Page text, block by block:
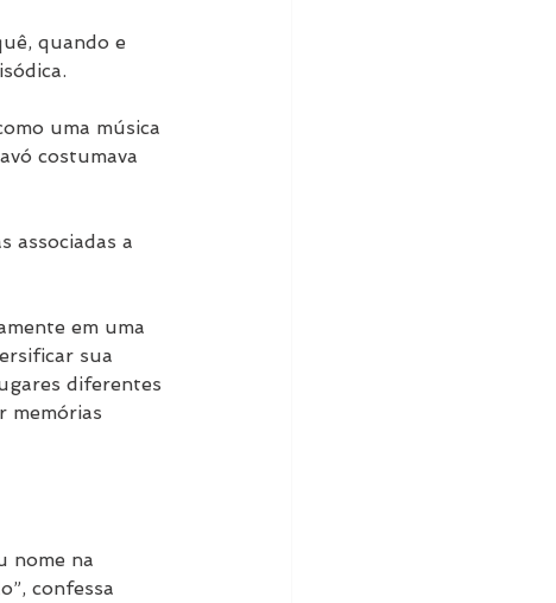
quando e
uma música
costumava
associadas a
em uma
sua
diferentes
memórias
nome na
confessa